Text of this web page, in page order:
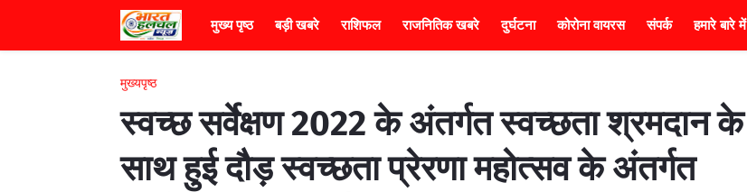
मुख्य पृष्ठ बड़ी खबरे राशिफल राजनितिक खबरे दुर्घटना कोरोना वायरस संपर्क हमारे बारे में
मुख्यपृष्ठ
स्वच्छ सर्वेक्षण 2022 के अंतर्गत स्वच्छता श्रमदान के
साथ हुई दौड़ स्वच्छता प्रेरणा महोत्सव के अंतर्गत